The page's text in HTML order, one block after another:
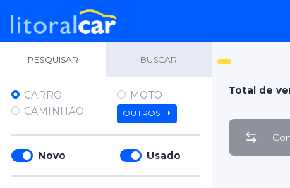
PESQUISAR BUSCAR
CARRO
MOTO
CAMINHÃO
OUTROS
Novo Usado
Total de